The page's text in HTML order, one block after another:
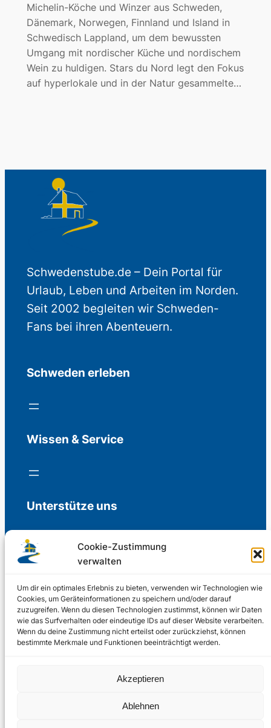
Cookie-Zustimmung
verwalten
Um dir ein optimales Erlebnis zu bieten, verwenden wir Technologien wie
Cookies, um Geräteinformationen zu speichern und/oder darauf
zuzugreifen. Wenn du diesen Technologien zustimmst, können wir Daten
wie das Surfverhalten oder eindeutige IDs auf dieser Website verarbeiten.
Wenn du deine Zustimmung nicht erteilst oder zurückziehst, können
bestimmte Merkmale und Funktionen beeinträchtigt werden.
Akzeptieren
Ablehnen
Michelin-Köche und Winzer aus Schweden,
Dänemark, Norwegen, Finnland und Island in
Schwedisch Lappland, um dem bewussten
Umgang mit nordischer Küche und nordischem
Wein zu huldigen. Stars du Nord legt den Fokus
auf hyperlokale und in der Natur gesammelte…
Schwedenstube.de – Dein Portal für
Urlaub, Leben und Arbeiten im Norden.
Seit 2002 begleiten wir Schweden-
Fans bei ihren Abenteuern.
Schweden erleben
Wissen & Service
Unterstütze uns
Freiwillige Spenden für die Aufrechterhaltung
Support us
© 2002 – 2026